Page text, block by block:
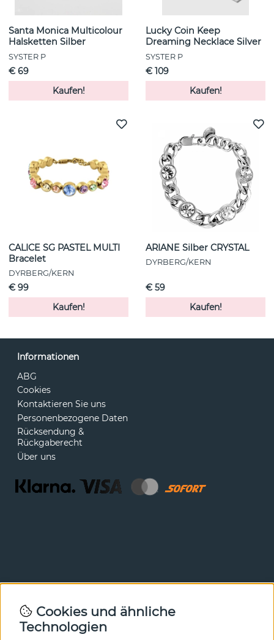
Santa Monica Multicolour
Halsketten Silber
SYSTER P
€ 69
Kaufen!
Lucky Coin Keep
Dreaming Necklace Silver
SYSTER P
€ 109
Kaufen!
CALICE SG PASTEL MULTI
Bracelet
DYRBERG/KERN
€ 99
Kaufen!
ARIANE Silber CRYSTAL
DYRBERG/KERN
€ 59
Kaufen!
Informationen
ABG
Cookies
Kontaktieren Sie uns
Personenbezogene Daten
Rücksendung &
Rückgaberecht
Über uns
Newsletter
In unserem Newsletter erfahren Sie vor allen anderen
Cookies und ähnliche
Technologien